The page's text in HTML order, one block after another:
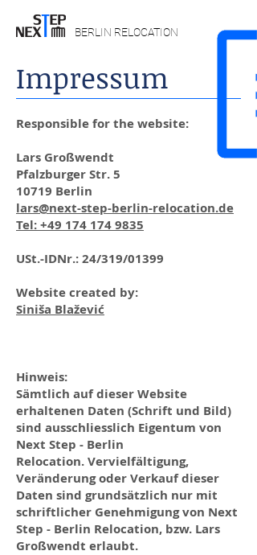
BERLIN RELOCATION
Impressum
Responsible for the website:
Lars Großwendt
Pfalzburger Str. 5
10719 Berlin
lars@next-step-berlin-relocation.de
Tel: +49 174 174 9835
USt.-IDNr.: 24/319/01399
Website created by:
Siniša Blažević
Hinweis:
Sämtlich auf dieser Website
erhaltenen Daten (Schrift und Bild)
sind ausschliesslich Eigentum von
Next Step - Berlin
Relocation. Vervielfältigung,
Veränderung oder Verkauf dieser
Daten sind grundsätzlich nur mit
schriftlicher Genehmigung von Next
Step - Berlin Relocation, bzw. Lars
Großwendt erlaubt.